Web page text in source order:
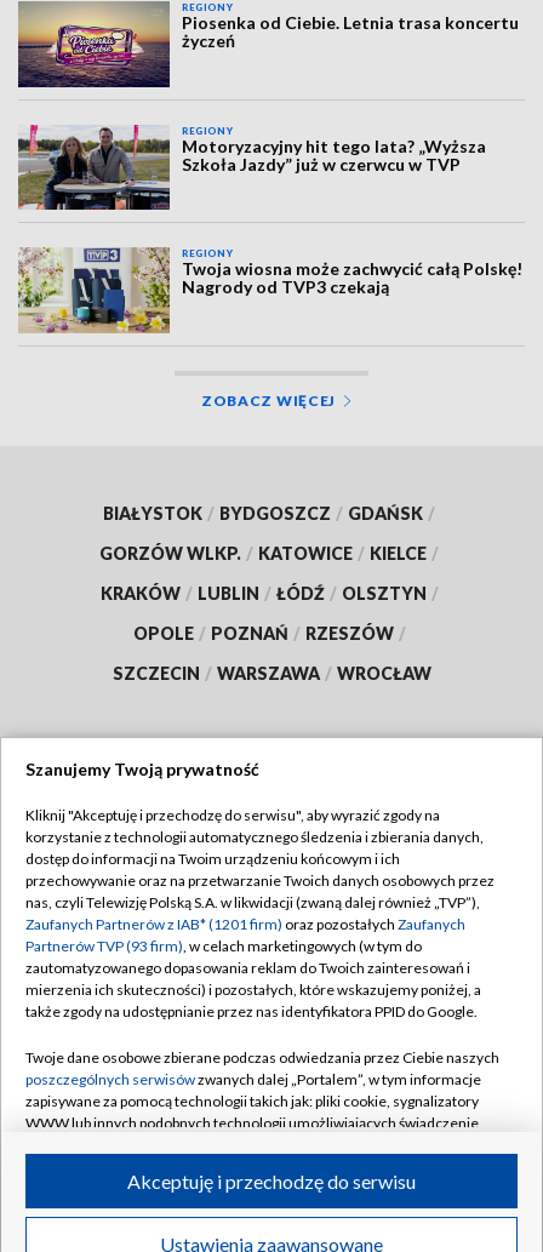
REGIONY
Piosenka od Ciebie. Letnia trasa koncertu
życzeń
REGIONY
Motoryzacyjny hit tego lata? „Wyższa
Szkoła Jazdy” już w czerwcu w TVP
REGIONY
Twoja wiosna może zachwycić całą Polskę!
Nagrody od TVP3 czekają
ZOBACZ WIĘCEJ
BIAŁYSTOK / BYDGOSZCZ / GDAŃSK /
GORZÓW WLKP. / KATOWICE / KIELCE /
KRAKÓW / LUBLIN / ŁÓDŹ / OLSZTYN /
OPOLE / POZNAŃ / RZESZÓW /
SZCZECIN / WARSZAWA / WROCŁAW
TVP
Abonament TVP
Emisja w TVP
Centrum informacji TVP
Naziemna Telewizja Cyfrowa
Rada Programowa
System NOS
Informacje o nadawcy
Program dla prasy
Regulamin TVP
Polityka prywatności
Moje zgody
Pomoc
Kontakt
Kanały
©2026 Telewizja Polska S.A. w likwidacji
Szanujemy Twoją prywatność
Kliknij "Akceptuję i przechodzę do serwisu", aby wyrazić zgody na
korzystanie z technologii automatycznego śledzenia i zbierania danych,
dostęp do informacji na Twoim urządzeniu końcowym i ich
przechowywanie oraz na przetwarzanie Twoich danych osobowych przez
nas, czyli Telewizję Polską S.A. w likwidacji (zwaną dalej również „TVP”),
Zaufanych Partnerów z IAB* (1201 firm) oraz pozostałych Zaufanych
Partnerów TVP (93 firm), w celach marketingowych (w tym do
zautomatyzowanego dopasowania reklam do Twoich zainteresowań i
mierzenia ich skuteczności) i pozostałych, które wskazujemy poniżej, a
także zgody na udostępnianie przez nas identyfikatora PPID do Google.
Twoje dane osobowe zbierane podczas odwiedzania przez Ciebie naszych
poszczególnych serwisówzwanych dalej „Portalem”, w tym informacje
zapisywane za pomocą technologii takich jak: pliki cookie, sygnalizatory
WWW lub innych podobnych technologii umożliwiających świadczenie
ruchu w Internecie.
Twoje dane osobowe zbierane podczas odwiedzania przez Ciebie
Ustawienia zaawansowane
Akceptuję i przechodzę do serwisu